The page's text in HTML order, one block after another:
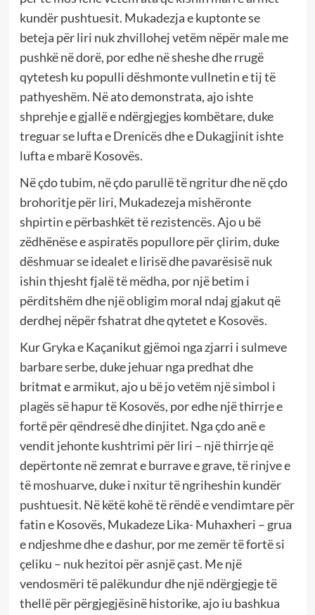
kundër pushtuesit. Mukadezja e kuptonte se
beteja për liri nuk zhvillohej vetëm nëpër male me
pushkë në dorë, por edhe në sheshe dhe rrugë
qytetesh ku populli dëshmonte vullnetin e tij të
pathyeshëm. Në ato demonstrata, ajo ishte
shprehje e gjallë e ndërgjegjes kombëtare, duke
treguar se lufta e Drenicës dhe e Dukagjinit ishte
lufta e mbarë Kosovës.
Në çdo tubim, në çdo parullë të ngritur dhe në çdo
brohoritje për liri, Mukadezeja mishëronte
shpirtin e përbashkët të rezistencës. Ajo u bë
zëdhënëse e aspiratës popullore për çlirim, duke
dëshmuar se idealet e lirisë dhe pavarësisë nuk
ishin thjesht fjalë të mëdha, por një betim i
përditshëm dhe një obligim moral ndaj gjakut që
derdhej nëpër fshatrat dhe qytetet e Kosovës.
Kur Gryka e Kaçanikut gjëmoi nga zjarri i sulmeve
barbare serbe, duke jehuar nga predhat dhe
britmat e armikut, ajo u bë jo vetëm një simbol i
plagës së hapur të Kosovës, por edhe një thirrje e
fortë për qëndresë dhe dinjitet. Nga çdo anë e
vendit jehonte kushtrimi për liri – një thirrje që
depërtonte në zemrat e burrave e grave, të rinjve e
të moshuarve, duke i nxitur të ngriheshin kundër
pushtuesit. Në këtë kohë të rëndë e vendimtare për
fatin e Kosovës, Mukadeze Lika- Muhaxheri – grua
e ndjeshme dhe e dashur, por me zemër të fortë si
çeliku – nuk hezitoi për asnjë çast. Me një
vendosmëri të palëkundur dhe një ndërgjegje të
thellë për përgjegjësinë historike, ajo iu bashkua